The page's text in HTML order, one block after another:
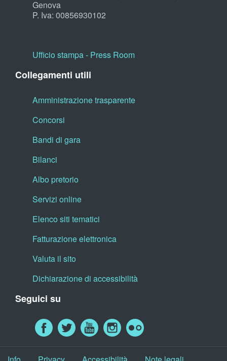
Genova
P. Iva: 00856930102
Ufficio stampa - Press Room
Collegamenti utili
Amministrazione trasparente
Concorsi
Bandi di gara
Bilanci
Albo pretorio
Servizi online
Elenco siti tematici
Fatturazione elettronica
Valuta il sito
Dichiarazione di accessibilità
Seguici su